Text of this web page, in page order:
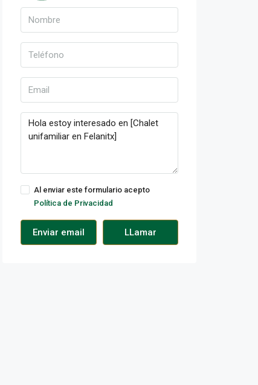
Al enviar este formulario acepto
Política de Privacidad
Enviar email LLamar